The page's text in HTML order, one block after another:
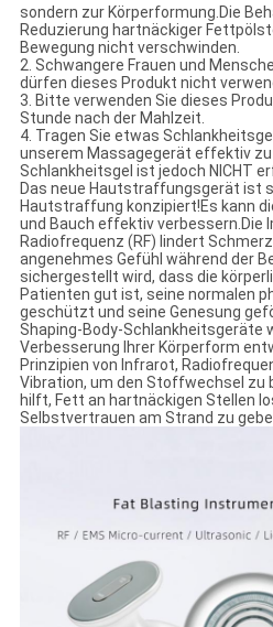
sondern zur Körperformung.Die
Reduzierung hartnäckiger
Bewegung nicht verschwinden.
2. Schwangere Frauen und
dürfen dieses Produkt nicht
3. Bitte verwenden Sie dieses
Stunde nach der Mahlzeit.
4. Tragen Sie etwas
unserem Massagegerät effektiv zu
Schlankheitsgel ist jedoch NICHT
Das neue Hautstraffungsgerät ist
Hautstraffung konzipiert!Es kann
und Bauch effektiv verbessern.Die
Radiofrequenz (RF) lindert
angenehmes Gefühl während der
sichergestellt wird, dass die
Patienten gut ist, seine normalen
geschützt und seine Genesung
Shaping-Body-Schlankheitsgeräte
Verbesserung Ihrer Körperform
Prinzipien von Infrarot,
Vibration, um den Stoffwechsel zu
hilft, Fett an hartnäckigen Stellen
Selbstvertrauen am Strand zu